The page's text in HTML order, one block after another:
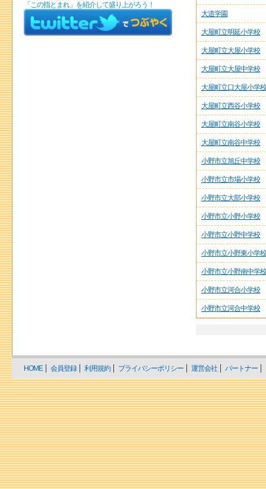
大道学園
大屋町立明延小学校
大屋町立大屋小学校
大屋町立大屋中学校
大屋町立口大屋小学校
大屋町立西谷小学校
大屋町立南谷小学校
大屋町立南谷中学校
小野市立旭丘中学校
小野市立市場小学校
小野市立大部小学校
小野市立小野小学校
小野市立小野中学校
小野市立小野東小学校
小野市立小野南中学校
小野市立河合小学校
小野市立河合中学校
「この指とまれ」を紹介して盛り上がろう！
HOME 会員登録 利用規約 プライバシーポリシー 運営会社 パートナー